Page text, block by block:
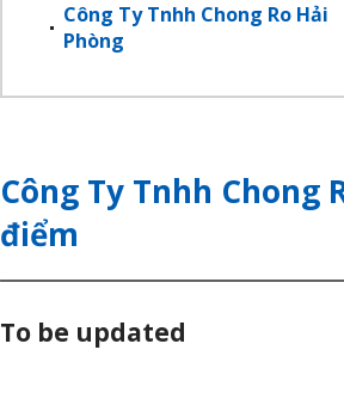
Công Ty Tnhh Chong Ro Hải
Phòng
Công Ty Tnhh Chong
điểm
To be updated